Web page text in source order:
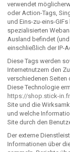
verwendet
oder Action-Tags,
und Eins-zu-eins-
spezialisierten
Ausland befindet
einschließlich der IP-
Diese Tags werden
Internetnutzern den
verschiedenen Seiten
Diese Technologie
https://shop.stick-
Site und die
und welche
Site durch den
Der externe
Informationen über